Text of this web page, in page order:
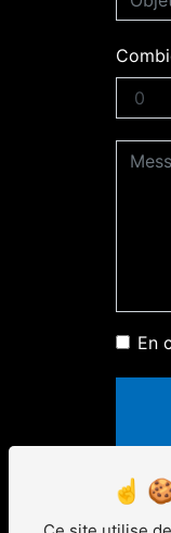
En
** Les
seul
om.